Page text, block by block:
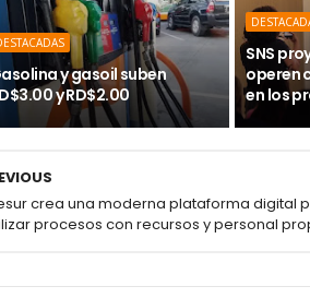
y gasoil suben
y RD$2.00
SNS
operen
en los
crea una moderna plataforma digital
procesos con recursos y personal